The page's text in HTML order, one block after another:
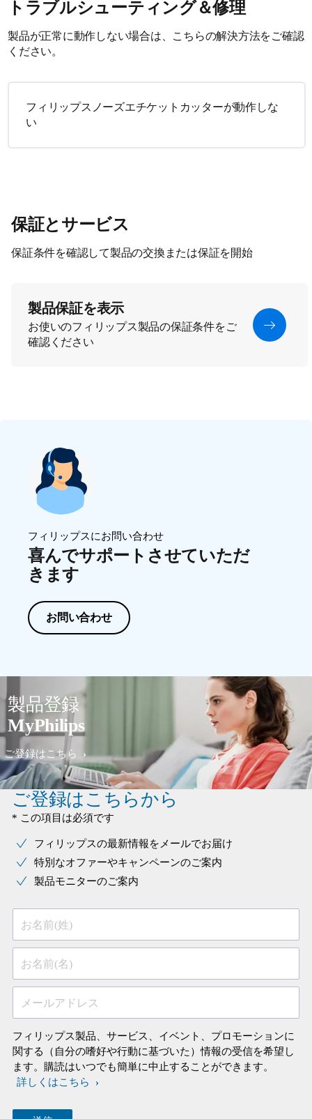
トラブルシューティング＆修理
製品が正常に動作しない場合は、こちらの解決方法をご確認
ください。
フィリップスノーズエチケットカッターが動作しな
い
保証とサービス
保証条件を確認して製品の交換または保証を開始
製品保証を表示
お使いのフィリップス製品の保証条件をご
確認ください
フィリップスにお問い合わせ
喜んでサポートさせていただ
きます
お問い合わせ
製品登録
MyPhilips
ご登録はこちら
ご登録はこちらから
* この項目は必須です
フィリップスの最新情報をメールでお届け
特別なオファーやキャンペーンのご案内
製品モニターのご案内
お名前(姓)
お名前(名)
メールアドレス
フィリップス製品、サービス、イベント、プロモーションに
関する（自分の嗜好や行動に基づいた）情報の受信を希望し
ます。購読はいつでも簡単に中止することができます。
詳しくはこちら